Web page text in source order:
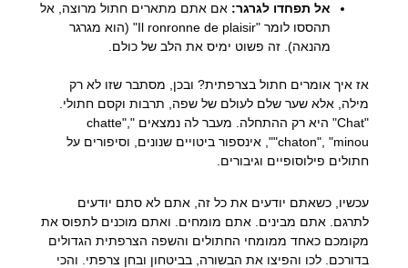
אל תפחדו לגרגר: אם אתם מתארים חתול מרוצה, אל
תהססו לומר "Il ronronne de plaisir" (הוא מגרגר
מהנאה). זה פשוט ימיס את הלב של כולם.
אז איך אומרים חתול בצרפתית? ובכן, מסתבר שזו לא רק
מילה, אלא שער שלם לעולם של שפה, תרבות וקסם חתולי.
"Chat" היא רק ההתחלה. מעבר לה נמצאים "chatte",
"chaton", "minou", אינספור ביטויים שנונים, וסיפורים על
חתולים פילוסופיים וגיבורים.
עכשיו, כשאתם יודעים את כל זה, אתם לא סתם יודעים
לתרגם. אתם מבינים. אתם מומחים. ואתם מוכנים לתפוס את
מקומכם כאחד ממומחי החתולים והשפה הצרפתית הגדולים
בדורכם. לכו והפיצו את הבשורה, בביטחון ובחן צרפתי. והכי